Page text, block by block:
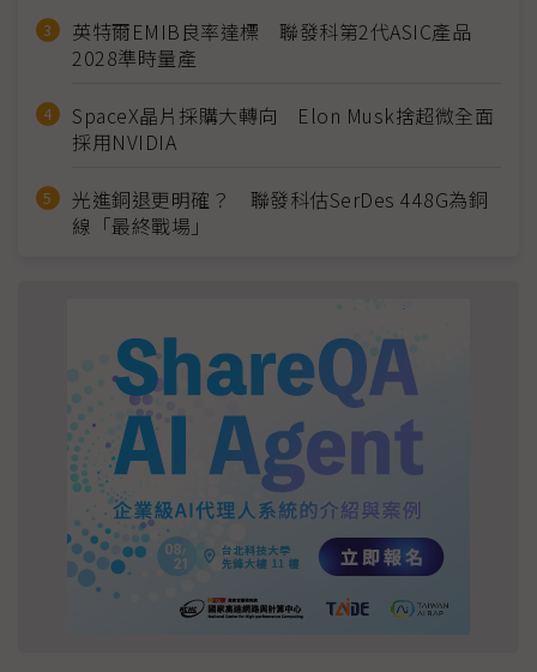
英特爾EMIB良率達標 聯發科第2代ASIC產品
2028準時量產
SpaceX晶片採購大轉向 Elon Musk捨超微全面
採用NVIDIA
光進銅退更明確？ 聯發科估SerDes 448G為銅
線「最終戰場」